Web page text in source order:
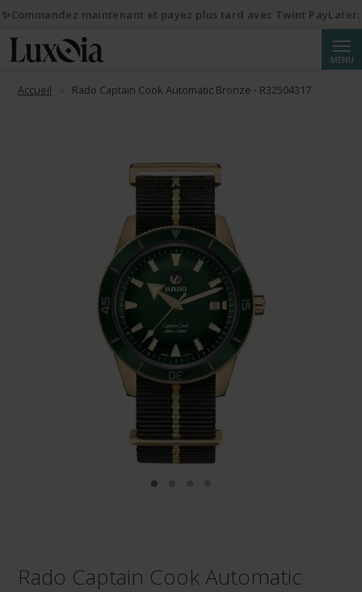
MENU
Accueil Rado Captain Cook Automatic Bronze - R32504317
Rado Captain Cook Automatic
✨Commandez maintenant et payez plus tard avec Twint PayLater.